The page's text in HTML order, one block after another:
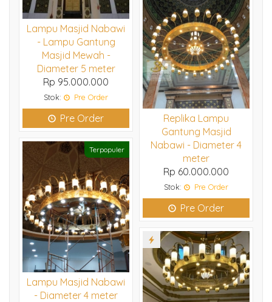
Lampu Masjid Nabawi
- Lampu Gantung
Masjid Mewah -
Diameter 5 meter
Rp 95.000.000
Stok: Pre Order
Pre Order
Replika Lampu
Gantung Masjid
Nabawi - Diameter 4
meter
Rp 60.000.000
Stok: Pre Order
Pre Order
Terpopuler
Lampu Masjid Nabawi
- Diameter 4 meter